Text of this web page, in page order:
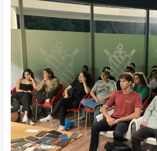
tiveram
palestra
de
nutrição